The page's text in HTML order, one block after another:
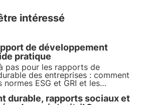
intéressé
de développement
pratique
pas pour les rapports de
des entreprises : comment
normes ESG et GRI et les
pour un avenir plus vert et plus
3Bee pour votre rapport
durable, rapports sociaux et